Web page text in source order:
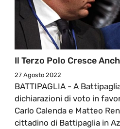
Il Terzo Polo Cresce
27 Agosto 2022
BATTIPAGLIA - A
dichiarazioni di voto in
Carlo Calenda e Matteo
cittadino di Battipaglia in